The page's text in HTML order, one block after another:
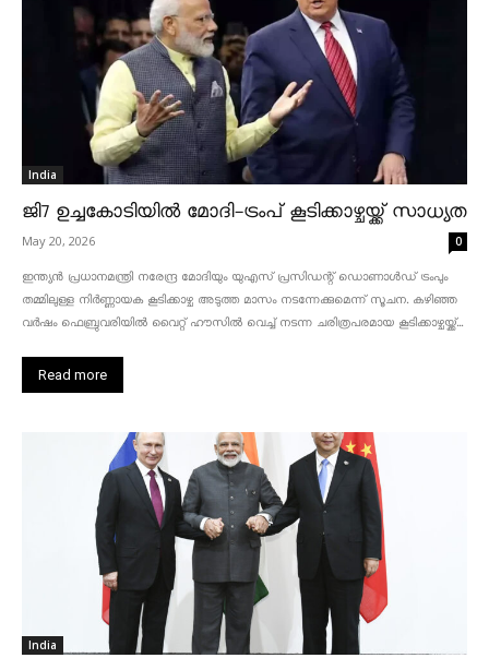
India
ജി7 ഉച്ചകോടിയിൽ മോദി-ട്രംപ് കൂടിക്കാഴ്ചയ്ക്ക് സാധ്യത
May 20, 2026 0
ഇന്ത്യൻ പ്രധാനമന്ത്രി നരേന്ദ്ര മോദിയും യുഎസ് പ്രസിഡന്റ് ഡൊണാൾഡ് ട്രംപും
തമ്മിലുള്ള നിർണ്ണായക കൂടിക്കാഴ്ച അടുത്ത മാസം നടന്നേക്കുമെന്ന് സൂചന. കഴിഞ്ഞ
വർഷം ഫെബ്രുവരിയിൽ വൈറ്റ് ഹൗസിൽ വെച്ച് നടന്ന ചരിത്രപരമായ കൂടിക്കാഴ്ചയ്ക്ക്...
Read more
India